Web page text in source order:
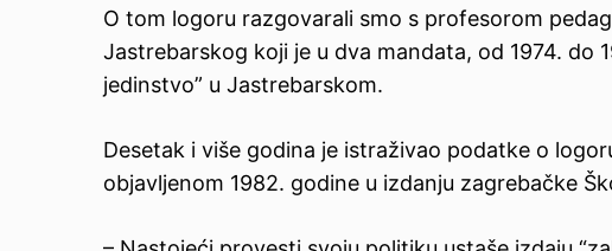
O tom logoru razgovarali smo s profesorom
Jastrebarskog koji je u dva mandata, od 1974.
jedinstvo” u Jastrebarskom.
Desetak i više godina je istraživao podatke o
objavljenom 1982. godine u izdanju zagrebačke